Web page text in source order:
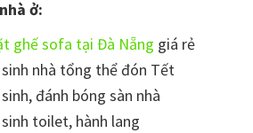
ở:
ghế sofa tại Đà Nẵng giá rẻ
sinh nhà tổng thể đón Tết
đánh bóng sàn nhà
sinh toilet, hành lang